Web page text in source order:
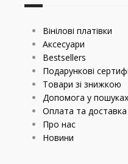
Вінілові платівки
Аксесуари
Bestsellers
Подарункові
Товари зі знижкою
Допомога у пошуках
Оплата та доставка
Про нас
Новини